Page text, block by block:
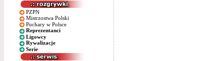
PZPN
Mistrzostwa Polski
Puchary w Polsce
Reprezentanci
Ligowcy
Rywalizacje
Serie